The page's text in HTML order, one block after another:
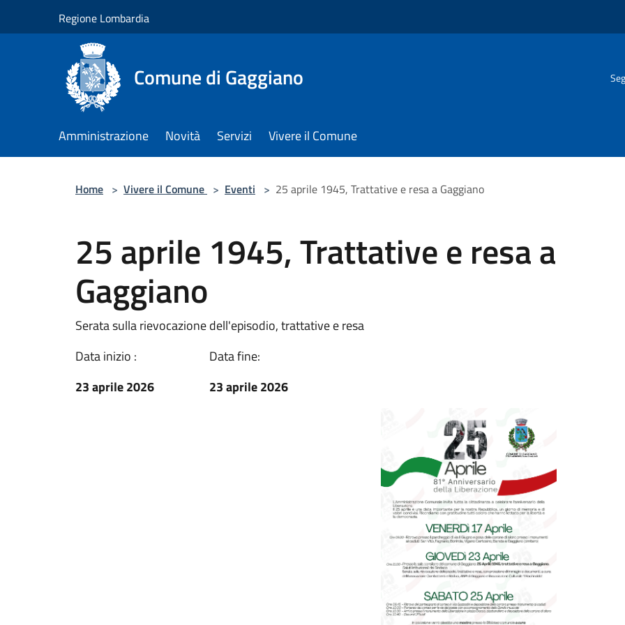
Regione Lombardia
Comune di Gaggiano
Amministrazione Novità Servizi Vivere il Comune
Home > Vivere il Comune > Eventi > 25 aprile 1945, Trattative e resa a Gaggiano
25 aprile 1945, Trattative e resa a
Gaggiano
Serata sulla rievocazione dell'episodio, trattative e resa
Data inizio :
23 aprile 2026
Data fine:
23 aprile 2026